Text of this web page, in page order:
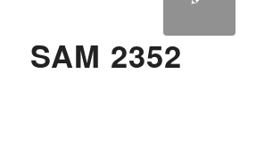
SAM 2352